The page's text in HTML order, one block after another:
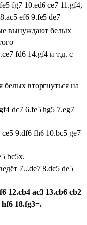
fg7 10.ed6 ce7 11.gf4,
ef6 9.fe5 de7
вынуждают белых
fd6 14.gf4 и т.д. с
белых вторгнуться на
dc7 6.fe5 hg5 7.eg7
9.df6 fh6 10.bc5 ge7
bc5x.
7...de7 8.dc5 de5
12.cb4 ac3 13.cb6 cb2
hf6 18.fg3=.